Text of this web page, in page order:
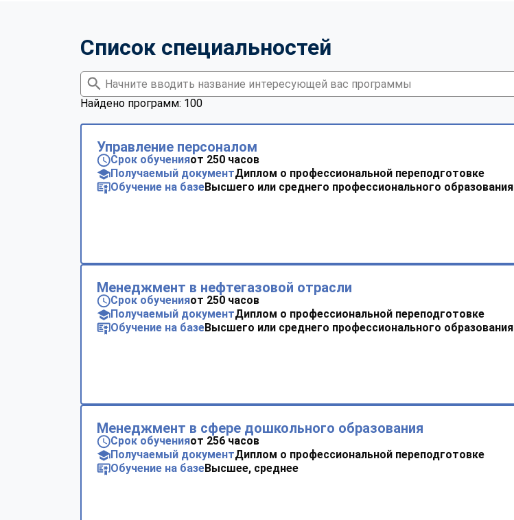
Список специальностей
Найдено программ: 100
Управление персоналом
Срок обученияот 250 часов
Получаемый документДиплом о профессиональной переподготовке
Обучение на базеВысшего или среднего профессионального образования
Менеджмент в нефтегазовой отрасли
Срок обученияот 250 часов
Получаемый документДиплом о профессиональной переподготовке
Обучение на базеВысшего или среднего профессионального образования
Менеджмент в сфере дошкольного образования
Срок обученияот 256 часов
Получаемый документДиплом о профессиональной переподготовке
Обучение на базеВысшее, среднее